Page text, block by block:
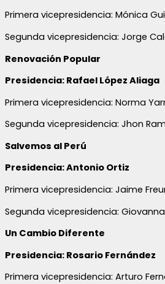
Primera vicepresidencia: Mónica
Segunda vicepresidencia: Jorge
Renovación Popular
Presidencia: Rafael López Aliaga
Primera vicepresidencia: Norma
Segunda vicepresidencia: Jhon
Salvemos al Perú
Presidencia: Antonio Ortiz
Primera vicepresidencia: Jaime
Segunda vicepresidencia:
Un Cambio Diferente
Presidencia: Rosario Fernández
Primera vicepresidencia: Arturo